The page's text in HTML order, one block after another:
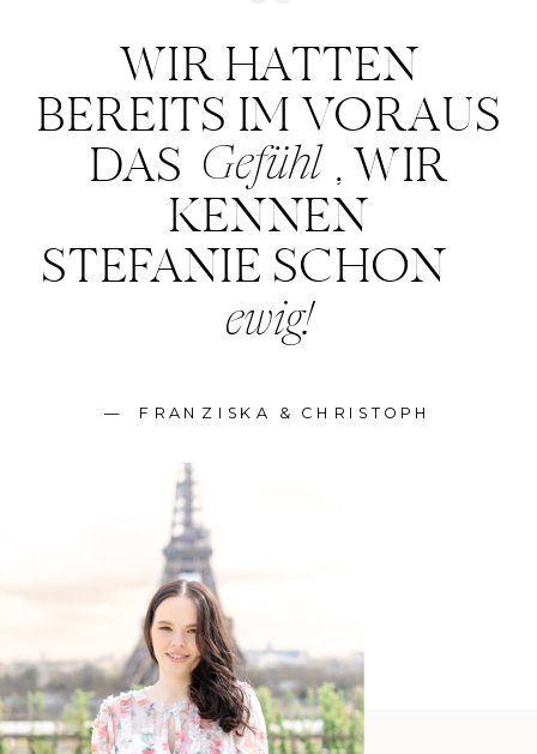
WIR HATTEN
BEREITS IM VORAUS
DAS , WIR
KENNEN
STEFANIE SCHON
— FRANZISKA & CHRISTOPH
ewig!
Gefühl